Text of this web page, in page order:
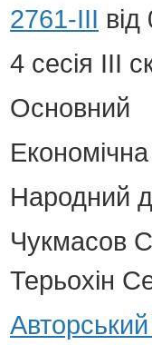
2761-III
4 сесія III
Основний
Народний
Чукмасов
Терьохін